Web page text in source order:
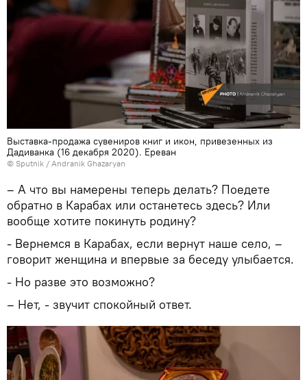
Выставка-продажа сувениров книг и икон, привезенных из
Дадиванка (16 декабря 2020). Еревaн
© Sputnik / Andranik Ghazaryan
– А что вы намерены теперь делать? Поедете
обратно в Карабах или останетесь здесь? Или
вообще хотите покинуть родину?
- Вернемся в Карабах, если вернут наше село, –
говорит женщина и впервые за беседу улыбается.
- Но разве это возможно?
– Нет, - звучит спокойный ответ.